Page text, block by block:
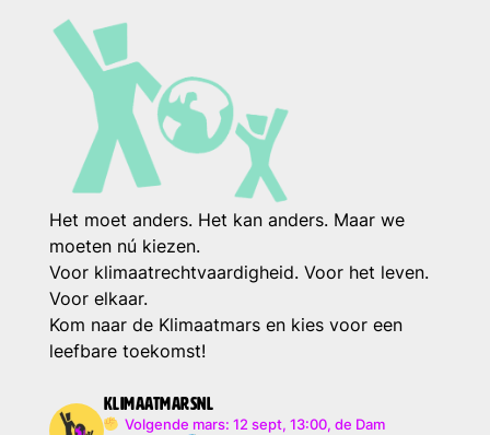
Het moet anders. Het kan anders. Maar we
moeten nú kiezen.
Voor klimaatrechtvaardigheid. Voor het leven.
Voor elkaar.
Kom naar de Klimaatmars en kies voor een
leefbare toekomst!
klimaatmarsnl
Volgende mars: 12 sept, 13:00, de Dam